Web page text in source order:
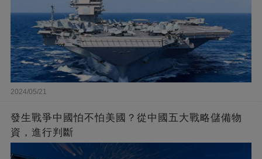
2024/05/21
發生戰爭中國怕不怕美國？從中國五大戰略儲備物
資，進行判斷